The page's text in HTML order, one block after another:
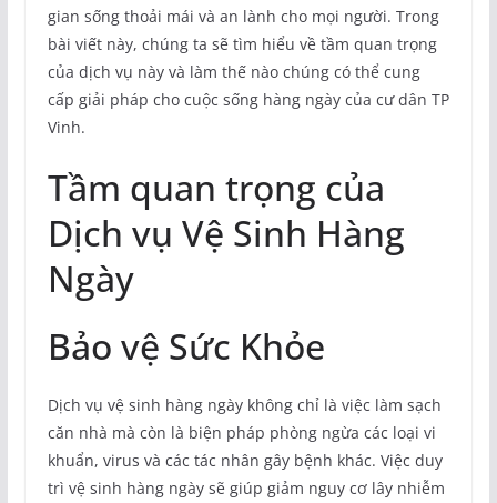
gian sống thoải mái và an lành cho mọi người. Trong
bài viết này, chúng ta sẽ tìm hiểu về tầm quan trọng
của dịch vụ này và làm thế nào chúng có thể cung
cấp giải pháp cho cuộc sống hàng ngày của cư dân TP
Vinh.
Tầm quan trọng của
Dịch vụ Vệ Sinh Hàng
Ngày
Bảo vệ Sức Khỏe
Dịch vụ vệ sinh hàng ngày không chỉ là việc làm sạch
căn nhà mà còn là biện pháp phòng ngừa các loại vi
khuẩn, virus và các tác nhân gây bệnh khác. Việc duy
trì vệ sinh hàng ngày sẽ giúp giảm nguy cơ lây nhiễm